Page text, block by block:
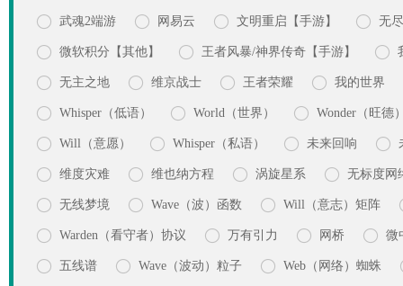
 武魂2端游  网易云  文明重启【手游】  无
 微软积分【其他】  王者风暴/神界传奇【手游】 
 无主之地  维京战士  王者荣耀  我的世界
 Whisper（低语）  World（世界）  Wonder（旺德
 Will（意愿）  Whisper（私语）  未来回响 
 维度灾难  维也纳方程  涡旋星系  无标度网
 无线梦境  Wave（波）函数  Will（意志）矩阵
 Warden（看守者）协议  万有引力  网桥  微
 五线谱  Wave（波动）粒子  Web（网络）蜘蛛